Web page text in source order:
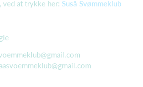
ved at trykke her: Suså Svømmeklub